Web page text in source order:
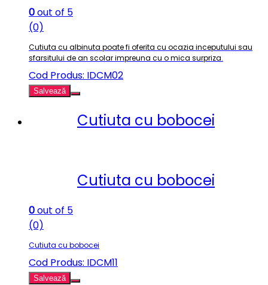
0out of 5
(0)
Cutiuta cu albinuta poate fi oferita cu ocazia inceputului sau
sfarsitului de an scolar impreuna cu o mica surpriza.
Cod Produs: IDCM02
Salvează
Cutiuta cu bobocei
Cutiuta cu bobocei
0out of 5
(0)
Cutiuta cu bobocei
Cod Produs: IDCM11
Salvează